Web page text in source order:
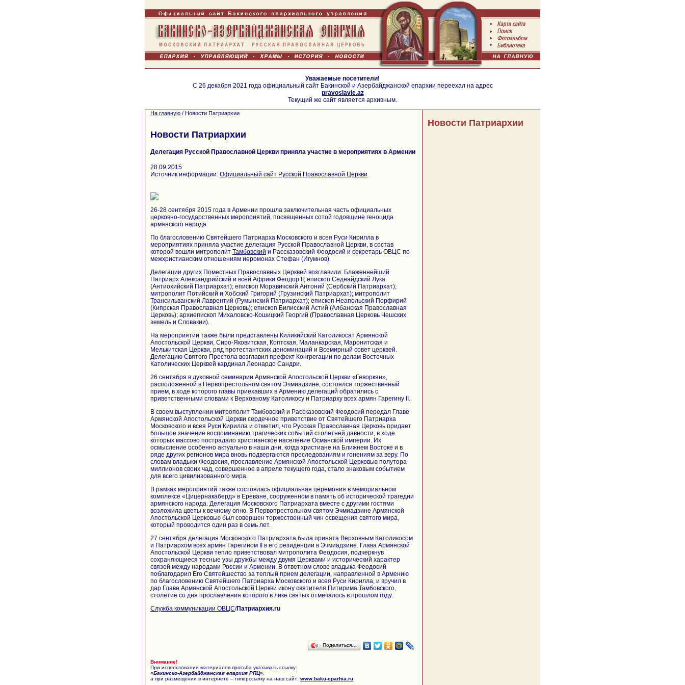
Уважаемые посетители!
С 26 декабря 2021 года официальный сайт Бакинской и Азербайджанской епархии переехал на адрес
pravoslavie.az
Текущий же сайт является архивным.
На главную / Новости Патриархии
Новости Патриархии
Делегация Русской Православной Церкви приняла участие в мероприятиях в Армении
28.09.2015
Источник информации: Официальный сайт Русской Православной Церкви
26-28 сентября 2015 года в Армении прошла заключительная часть официальных
церковно-государственных мероприятий, посвященных сотой годовщине геноцида
армянского народа.
По благословению Святейшего Патриарха Московского и всея Руси Кирилла в
мероприятиях приняла участие делегация Русской Православной Церкви, в состав
которой вошли митрополит Тамбовский и Рассказовский Феодосий и секретарь ОВЦС по
межхристианским отношениям иеромонах Стефан (Игумнов).
Делегации других Поместных Православных Церквей возглавили: Блаженнейший
Патриарх Александрийский и всей Африки Феодор II; епископ Седнайдский Лука
(Антиохийский Патриархат); епископ Моравичский Антоний (Сербский Патриархат);
митрополит Потийский и Хобский Григорий (Грузинский Патриархат); митрополит
Трансильванский Лаврентий (Румынский Патриархат); епископ Неапольский Порфирий
(Кипрская Православная Церковь); епископ Билисский Астий (Албанская Православная
Церковь); архиепископ Михаловско-Кошицкий Георгий (Православная Церковь Чешских
земель и Словакии).
На мероприятии также были представлены Киликийский Католикосат Армянской
Апостольской Церкви, Сиро-Яковитская, Коптская, Маланкарская, Маронитская и
Мелькитская Церкви, ряд протестантских деноминаций и Всемирный совет церквей.
Делегацию Святого Престола возглавил префект Конгрегации по делам Восточных
Католических Церквей кардинал Леонардо Сандри.
26 сентября в духовной семинарии Армянской Апостольской Церкви «Геворкян»,
расположенной в Первопрестольном святом Эчмиадзине, состоялся торжественный
прием, в ходе которого главы приехавших в Армению делегаций обратились с
приветственными словами к Верховному Католикосу и Патриарху всех армян Гарегину II.
В своем выступлении митрополит Тамбовский и Рассказовский Феодосий передал Главе
Армянской Апостольской Церкви сердечное приветствие от Святейшего Патриарха
Московского и всея Руси Кирилла и отметил, что Русская Православная Церковь придает
большое значение воспоминанию трагических событий столетней давности, в ходе
которых массово пострадало христианское население Османской империи. Их
осмысление особенно актуально в наши дни, когда христиане на Ближнем Востоке и в
ряде других регионов мира вновь подвергаются преследованиям и гонениям за веру. По
словам владыки Феодосия, прославление Армянской Апостольской Церковью полутора
миллионов своих чад, совершенное в апреле текущего года, стало знаковым событием
для всего цивилизованного мира.
В рамках мероприятий также состоялась официальная церемония в мемориальном
комплексе «Цицернакаберд» в Ереване, сооруженном в память об исторической трагедии
армянского народа. Делегация Московского Патриархата вместе с другими гостями
возложила цветы к вечному огню. В Первопрестольном святом Эчмиадзине Армянской
Апостольской Церковью был совершен торжественный чин освещения святого мира,
который проводится один раз в семь лет.
27 сентября делегация Московского Патриархата была принята Верховным Католикосом
и Патриархом всех армян Гарегином II в его резиденции в Эчмиадзине. Глава Армянской
Апостольской Церкви тепло приветствовал митрополита Феодосия, подчеркнув
сохраняющиеся тесные узы дружбы между двумя Церквами и исторический характер
связей между народами России и Армении. В ответном слове владыка Феодосий
поблагодарил Его Святейшество за теплый прием делегации, направленной в Армению
по благословению Святейшего Патриарха Московского и всея Руси Кирилла, и вручил в
дар Главе Армянской Апостольской Церкви икону святителя Питирима Тамбовского,
столетие со дня прославления которого в лике святых отмечалось в прошлом году.
Служба коммуникации ОВЦС/Патриархия.ru
Поделиться…
Внимание!
При использовании материалов просьба указывать ссылку:
«Бакинско-Азербайджанская епархия РПЦ»
а при размещении в интернете – гиперссылку на наш сайт: www.baku-eparhia.ru
Новости Патриархии